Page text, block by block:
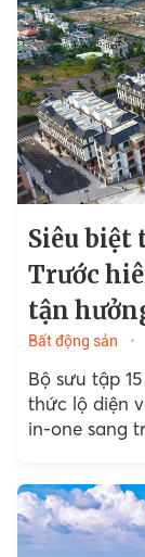
Siêu biệt
Trước
tận
Bất động sản
Bộ sưu tập
thức lộ diện
in-one sang